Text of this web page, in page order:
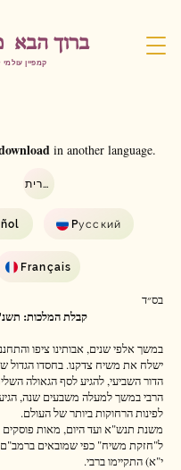
ברוך הבא
קמפיין
in another language.
עברית
Pусский
Français
בס״ד
קבלת המלכות:
במשך אלפי שנים, אבותינו ציפו
ישלח את משיח צדקנו. בחסדו הגדול
הדור השביעי, להגיע לסף הגאולה
הרבי במשך למעלה משבעים שנה,
לפינות הרחוקות ביותר של העולם.
משנת תנש"א ועד היום, מאות
ל"חזקת משיח" כפי שמובאים
י"א) התקיימו ברבי.